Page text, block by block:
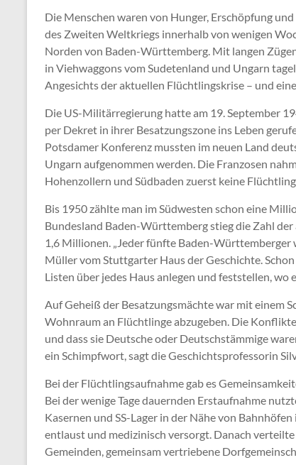
Die Menschen waren von Hunger, Erschöpfung
des Zweiten Weltkriegs innerhalb von wenigen
Norden von Baden-Württemberg. Mit langen
in Viehwaggons vom Sudetenland und Ungarn
Angesichts der aktuellen Flüchtlingskrise – und
Die US-Militärregierung hatte am 19. September
per Dekret in ihrer Besatzungszone ins Leben
Potsdamer Konferenz mussten im neuen Land
Ungarn aufgenommen werden. Die Franzosen
Hohenzollern und Südbaden zuerst keine
Bis 1950 zählte man im Südwesten schon eine
Bundesland Baden-Württemberg stieg die Zahl
1,6 Millionen. „Jeder fünfte Baden-Württemberger
Müller vom Stuttgarter Haus der Geschichte.
Listen über jedes Haus anlegen und feststellen, wo
Auf Geheiß der Besatzungsmächte war mit einem
Wohnraum an Flüchtlinge abzugeben. Die
und dass sie Deutsche oder Deutschstämmige
ein Schimpfwort, sagt die Geschichtsprofessorin
Bei der Flüchtlingsaufnahme gab es
Bei der wenige Tage dauernden Erstaufnahme
Kasernen und SS-Lager in der Nähe von
entlaust und medizinisch versorgt. Danach
Gemeinden, gemeinsam vertriebene